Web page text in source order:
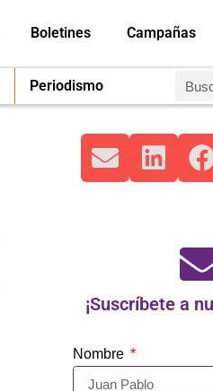
Boletines Campañas
Periodismo
¡Suscríbete a
Nombre